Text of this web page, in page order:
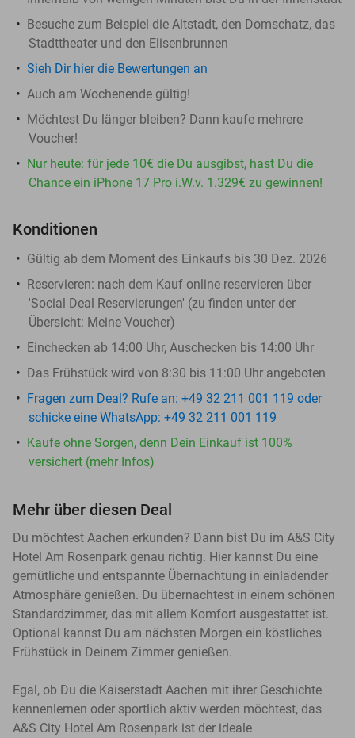
Besuche zum Beispiel die Altstadt, den Domschatz, das
Stadttheater und den Elisenbrunnen
Sieh Dir hier die Bewertungen an
Auch am Wochenende gültig!
Möchtest Du länger bleiben? Dann kaufe mehrere
Voucher!
Nur heute: für jede 10€ die Du ausgibst, hast Du die
Chance ein iPhone 17 Pro i.W.v. 1.329€ zu gewinnen!
Konditionen
Gültig ab dem Moment des Einkaufs bis 30 Dez. 2026
Reservieren: nach dem Kauf online reservieren über
'Social Deal Reservierungen' (zu finden unter der
Übersicht: Meine Voucher)
Einchecken ab 14:00 Uhr, Auschecken bis 14:00 Uhr
Das Frühstück wird von 8:30 bis 11:00 Uhr angeboten
Fragen zum Deal? Rufe an: +49 32 211 001 119 oder
schicke eine WhatsApp: +49 32 211 001 119
Kaufe ohne Sorgen, denn Dein Einkauf ist 100%
versichert (mehr Infos)
Mehr über diesen Deal
Du möchtest Aachen erkunden? Dann bist Du im A&S City
Hotel Am Rosenpark genau richtig. Hier kannst Du eine
gemütliche und entspannte Übernachtung in einladender
Atmosphäre genießen. Du übernachtest in einem schönen
Standardzimmer, das mit allem Komfort ausgestattet ist.
Optional kannst Du am nächsten Morgen ein köstliches
Frühstück in Deinem Zimmer genießen.
Egal, ob Du die Kaiserstadt Aachen mit ihrer Geschichte
kennenlernen oder sportlich aktiv werden möchtest, das
A&S City Hotel Am Rosenpark ist der ideale